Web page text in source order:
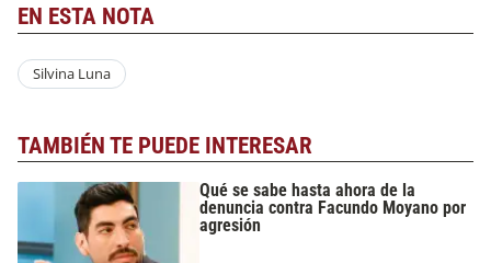
EN ESTA NOTA
Silvina Luna
TAMBIÉN TE PUEDE INTERESAR
Qué se sabe hasta ahora de la
denuncia contra Facundo Moyano por
agresión